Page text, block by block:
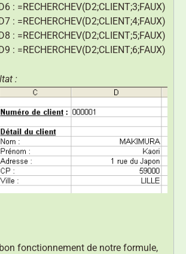
: =RECHERCHEV(D2;CLIENT;3;FAUX)
: =RECHERCHEV(D2;CLIENT;4;FAUX)
: =RECHERCHEV(D2;CLIENT;5;FAUX)
: =RECHERCHEV(D2;CLIENT;6;FAUX)
:
fonctionnement de notre formule,